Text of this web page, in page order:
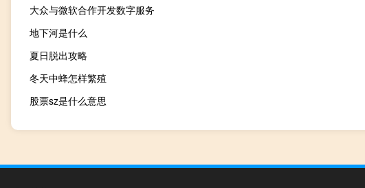
大众与微软合作开发数字服务
地下河是什么
夏日脱出攻略
冬天中蜂怎样繁殖
股票sz是什么意思